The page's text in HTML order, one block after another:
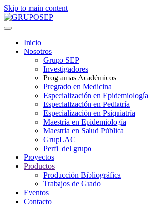
Skip to main content
Inicio
Nosotros
Grupo SEP
Investigadores
Programas Académicos
Pregrado en Medicina
Especialización en Epidemiología
Especialización en Pediatría
Especialización en Psiquiatría
Maestría en Epidemiología
Maestría en Salud Pública
GrupLAC
Perfil del grupo
Proyectos
Productos
Producción Bibliográfica
Trabajos de Grado
Eventos
Contacto